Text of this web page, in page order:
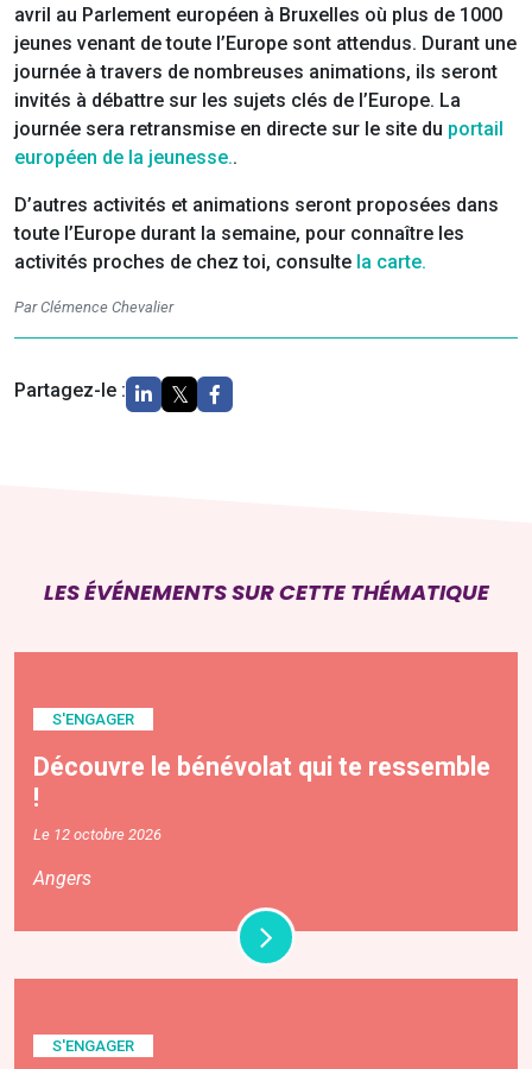
avril au Parlement européen à Bruxelles où plus de 1000
jeunes venant de toute l’Europe sont attendus. Durant une
journée à travers de nombreuses animations, ils seront
invités à débattre sur les sujets clés de l’Europe. La
journée sera retransmise en directe sur le site du portail
européen de la jeunesse..
D’autres activités et animations seront proposées dans
toute l’Europe durant la semaine, pour connaître les
activités proches de chez toi, consulte la carte.
Par Clémence Chevalier
Partagez-le :
LES ÉVÉNEMENTS SUR CETTE THÉMATIQUE
S'ENGAGER
Découvre le bénévolat qui te ressemble
!
Le 12 octobre 2026
Angers
S'ENGAGER